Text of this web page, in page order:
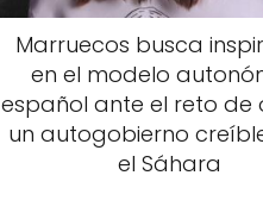
Marruecos busca
en el modelo
español ante el reto de
un autogobierno
el Sáhara